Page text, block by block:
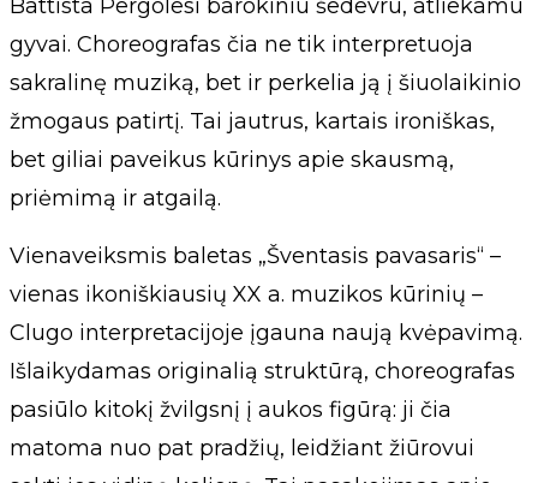
Battista Pergolesi barokiniu šedevru, atliekamu
gyvai. Choreografas čia ne tik interpretuoja
sakralinę muziką, bet ir perkelia ją į šiuolaikinio
žmogaus patirtį. Tai jautrus, kartais ironiškas,
bet giliai paveikus kūrinys apie skausmą,
priėmimą ir atgailą.
Vienaveiksmis baletas „Šventasis pavasaris“ –
vienas ikoniškiausių XX a. muzikos kūrinių –
Clugo interpretacijoje įgauna naują kvėpavimą.
Išlaikydamas originalią struktūrą, choreografas
pasiūlo kitokį žvilgsnį į aukos figūrą: ji čia
matoma nuo pat pradžių, leidžiant žiūrovui